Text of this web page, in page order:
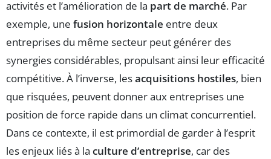
activités et l’amélioration de la part de marché. Par
exemple, une fusion horizontale entre deux
entreprises du même secteur peut générer des
synergies considérables, propulsant ainsi leur efficacité
compétitive. À l’inverse, lesacquisitions hostiles, bien
que risquées, peuvent donner aux entreprises une
position de force rapide dans un climat concurrentiel.
Dans ce contexte, il est primordial de garder à l’esprit
les enjeux liés à la culture d’entreprise, car des